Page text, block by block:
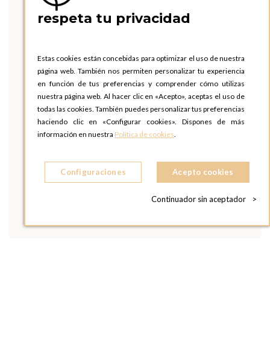
respeta tu privacidad
Estas cookies están concebidas para optimizar el uso de nuestra
página web. También nos permiten personalizar tu experiencia
en función de tus preferencias y comprender cómo utilizas
nuestra página web. Al hacer clic en «Acepto», aceptas el uso de
todas las cookies. También puedes personalizar tus preferencias
haciendo clic en «Configurar cookies». Dispones de más
información en nuestra Política de cookies.
Configuraciones Acepto cookies
Continuador sin aceptador >